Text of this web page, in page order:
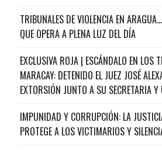
TRIBUNALES DE VIOLENCIA EN
QUE OPERA A PLENA LUZ DEL DÍA
EXCLUSIVA ROJA | ESCÁNDALO EN LOS
MARACAY: DETENIDO EL JUEZ JOSÉ
EXTORSIÓN JUNTO A SU SECRETARIA
IMPUNIDAD Y CORRUPCIÓN: LA
PROTEGE A LOS VICTIMARIOS Y